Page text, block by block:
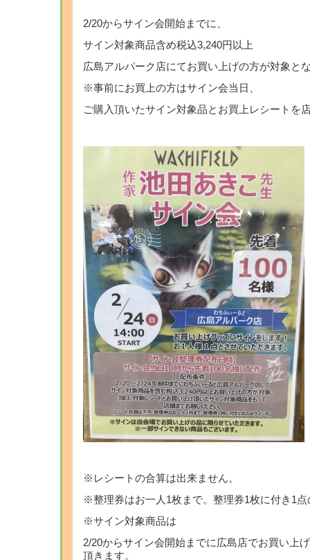
2/20からサイン会開始までに、
サイン対象商品含め税込3,240円以上
広島アルパーク店にてお買い上げの方が対象と
※事前にお買上の方はサイン会当日、
ご購入頂いたサイン対象品とお買上レシートを
※レシートの合算は出来ません。
※整理券はお一人1枚まで。整理券1枚に付き1
※サイン対象商品は
2/20からサイン会開始までに広島店でお買い上
頂きます。